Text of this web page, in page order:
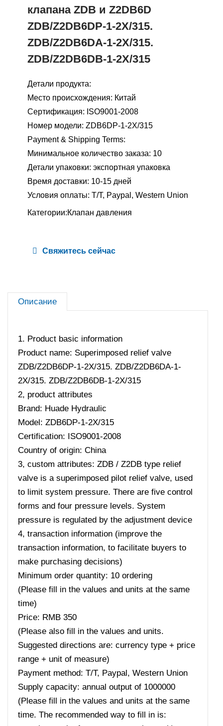
клапана ZDB и Z2DB6D
ZDB/Z2DB6DP-1-2X/315.
ZDB/Z2DB6DA-1-2X/315.
ZDB/Z2DB6DB-1-2X/315
Детали продукта:
Место происхождения: Китай
Сертификация: ISO9001-2008
Номер модели: ZDB6DP-1-2X/315
Payment & Shipping Terms:
Минимальное количество заказа: 10
Детали упаковки: экспортная упаковка
Время доставки: 10-15 дней
Условия оплаты: T/T, Paypal, Western Union
Категории:Клапан давления
Свяжитесь сейчас
Описание
1. Product basic information
Product name: Superimposed relief valve
ZDB/Z2DB6DP-1-2X/315. ZDB/Z2DB6DA-1-
2X/315. ZDB/Z2DB6DB-1-2X/315
2, product attributes
Brand: Huade Hydraulic
Model: ZDB6DP-1-2X/315
Certification: ISO9001-2008
Country of origin: China
3, custom attributes: ZDB / Z2DB type relief
valve is a superimposed pilot relief valve, used
to limit system pressure. There are five control
forms and four pressure levels. System
pressure is regulated by the adjustment device
4, transaction information (improve the
transaction information, to facilitate buyers to
make purchasing decisions)
Minimum order quantity: 10 ordering
(Please fill in the values ​​and units at the same
time)
Price: RMB 350
(Please also fill in the values ​​and units.
Suggested directions are: currency type + price
range + unit of measure)
Payment method: T/T, Paypal, Western Union
Supply capacity: annual output of 1000000
(Please fill in the values ​​and units at the same
time. The recommended way to fill in is: